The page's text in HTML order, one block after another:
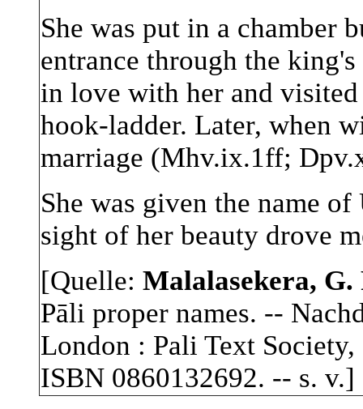
She was put in a chamber
entrance through the
in love with her and
hook-ladder. Later, when
marriage (Mhv.ix.1ff;
She was given the name
sight of her beauty drove
[Quelle: Malalasekera, G.
Pāli proper names. --
London : Pali Text
ISBN 0860132692. -- s. v.]